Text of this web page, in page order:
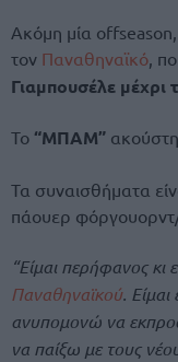
Ακόμη μία
τον Παναθηναϊκό,
Γιαμπουσέλε μέχρι
Το “ΜΠΑΜ”
Τα συναισθήματα
πάουερ
“Είμαι περήφανος
Παναθηναϊκού.
ανυπομονώ να
να παίξω με τους